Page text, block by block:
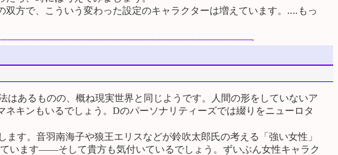
方で、こういう変わった設定のキャラクターは増えています。‥‥もっ
あるものの、概ね現実世界と同じようです。人間の形をしていないア
キンもいるでしょう。Dのパーソナリティーズでは綴りをニューロタ
す。音羽南海子や狼王エリスなどが鈴吹太郎氏の考える「強い女性」
います――そして貴方も気付いているでしょう。ずいぶん女性キャラク